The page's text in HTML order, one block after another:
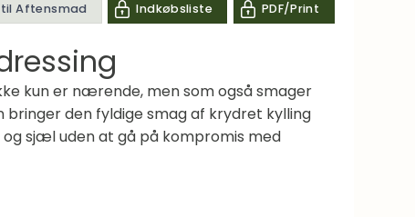
Aftensmad Indkøbsliste PDF/Print
kun er nærende, men som også smager
den fyldige smag af krydret kylling
sjæl uden at gå på kompromis med